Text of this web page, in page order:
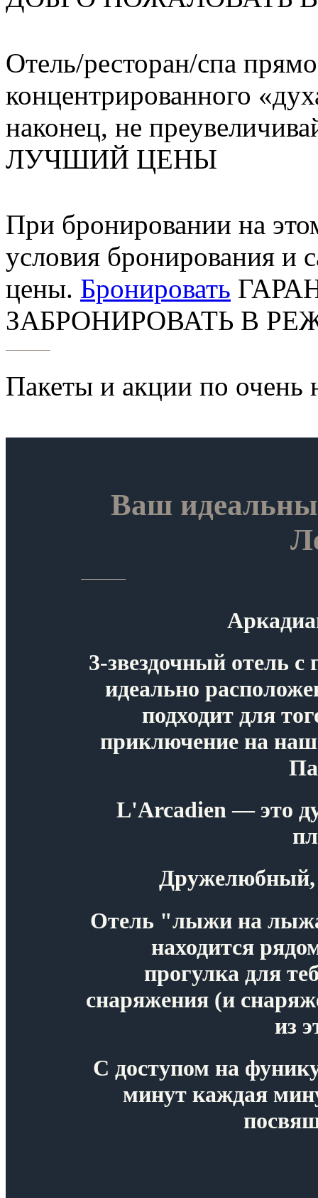
Отель/ресторан/спа
концентрированного
наконец, не
ЛУЧШИЙ ЦЕНЫ
При бронировании на
условия бронирования и
цены. Бронировать
ЗАБРОНИРОВАТЬ В
Пакеты и акции по очень
Ваш
3-звездочный отель
идеально
подходит для
приключение на
L'Arcadien — это
Дружелюбный,
Отель "лыжи на
находится
прогулка для
снаряжения (и
из
С доступом на
минут каждая